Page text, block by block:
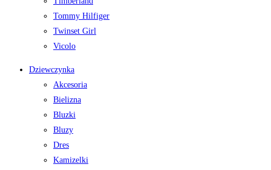
Tommy Hilfiger
Twinset Girl
Vicolo
Dziewczynka
Akcesoria
Bielizna
Bluzki
Bluzy
Dres
Kamizelki